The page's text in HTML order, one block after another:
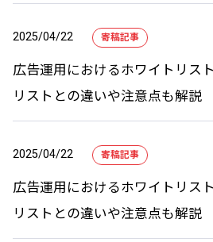
2025/04/22 寄稿記事
広告運用におけるホワイトリス
リストとの違いや注意点も解説
2025/04/22 寄稿記事
広告運用におけるホワイトリス
リストとの違いや注意点も解説